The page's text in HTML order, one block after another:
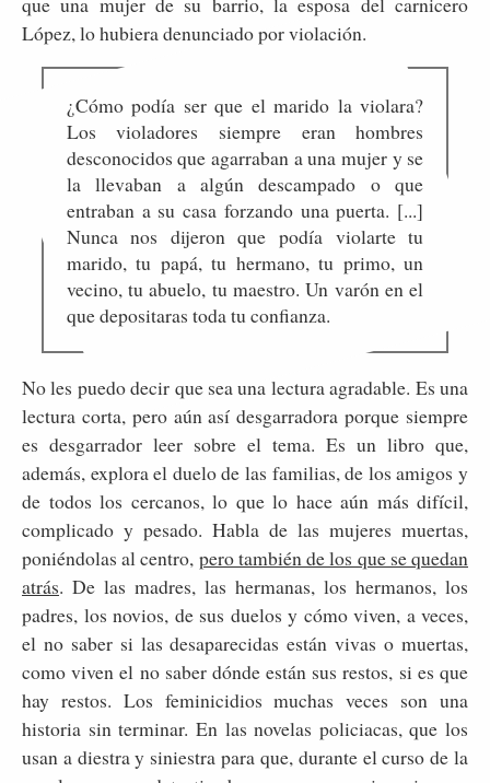
López, lo hubiera denunciado por violación.
¿Cómo podía ser que el marido la violara?
Los violadores siempre eran hombres
desconocidos que agarraban a una mujer y se
la llevaban a algún descampado o que
entraban a su casa forzando una puerta. [...]
Nunca nos dijeron que podía violarte tu
marido, tu papá, tu hermano, tu primo, un
vecino, tu abuelo, tu maestro. Un varón en el
que depositaras toda tu confianza.
No les puedo decir que sea una lectura agradable. Es una
lectura corta, pero aún así desgarradora porque siempre
es desgarrador leer sobre el tema. Es un libro que,
además, explora el duelo de las familias, de los amigos y
de todos los cercanos, lo que lo hace aún más difícil,
complicado y pesado. Habla de las mujeres muertas,
poniéndolas al centro, pero también de los que se quedan
atrás. De las madres, las hermanas, los hermanos, los
padres, los novios, de sus duelos y cómo viven, a veces,
el no saber si las desaparecidas están vivas o muertas,
como viven el no saber dónde están sus restos, si es que
hay restos. Los feminicidios muchas veces son una
historia sin terminar. En las novelas policiacas, que los
usan a diestra y siniestra para que, durante el curso de la